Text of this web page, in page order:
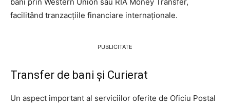
facilitând tranzacțiile financiare internaționale.
PUBLICITATE
Transfer de bani și Curierat
Un aspect important al serviciilor oferite de Oficiu Postal